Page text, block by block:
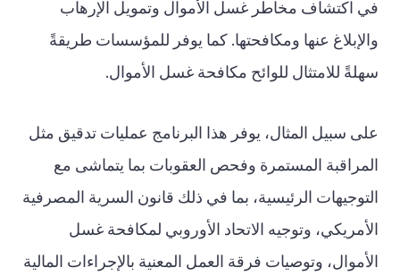
في اكتشاف مخاطر غسل الأموال وتمويل الإرهاب
والإبلاغ عنها ومكافحتها. كما يوفر للمؤسسات طريقةً
سهلةً للامتثال للوائح مكافحة غسل الأموال.
على سبيل المثال، يوفر هذا البرنامج عمليات تدقيق مثل
المراقبة المستمرة وفحص العقوبات بما يتماشى مع
التوجيهات الرئيسية، بما في ذلك قانون السرية المصرفية
الأمريكي، وتوجيه الاتحاد الأوروبي لمكافحة غسل
الأموال، وتوصيات فرقة العمل المعنية بالإجراءات المالية